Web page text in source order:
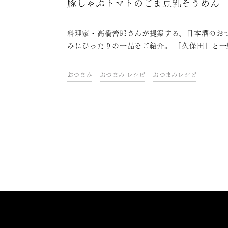
豚しゃぶトマトのごま豆乳そうめん
料理家・高橋善郎さんが提案する、日本酒のお
みにぴったりの一品をご紹介。 「久保田」と一
い。
おつまみ おつまみ レシピ おつまみレシピ